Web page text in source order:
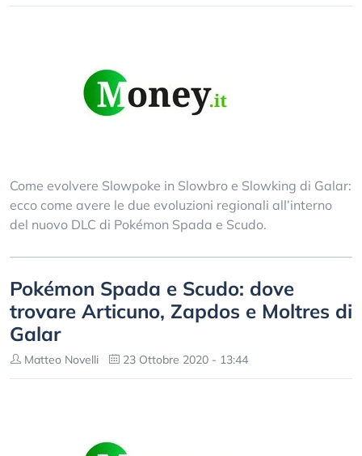
Come evolvere Slowpoke in Slowbro e Slowking di Galar:
ecco come avere le due evoluzioni regionali all’interno
del nuovo DLC di Pokémon Spada e Scudo.
Pokémon Spada e Scudo: dove
trovare Articuno, Zapdos e Moltres di
Galar
Matteo Novelli 23 Ottobre 2020 - 13:44